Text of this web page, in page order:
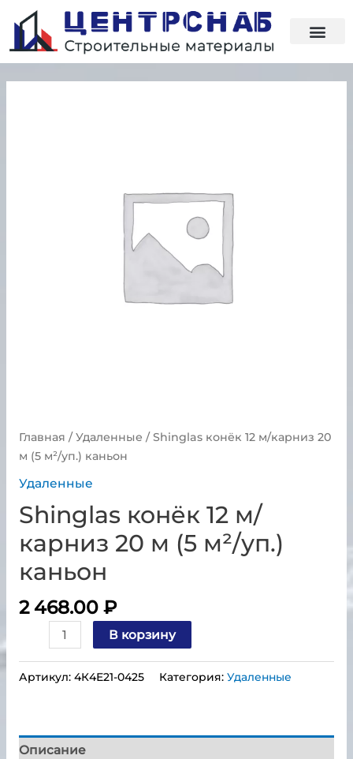
Главная / Удаленные / Shinglas конёк 12 м/карниз 20
м (5 м²/уп.) каньон
Удаленные
Shinglas конёк 12 м/
карниз 20 м (5 м²/уп.)
каньон
2 468.00 ₽
В корзину
Артикул: 4К4Е21-0425 Категория: Удаленные
Описание